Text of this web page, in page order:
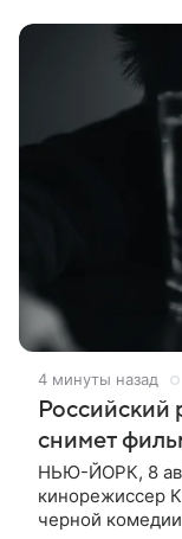
4 минуты назад
снимет
НЬЮ-ЙОРК, 8
кинорежиссер
черной